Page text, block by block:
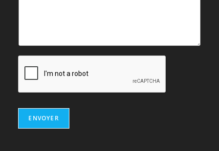
ENVOYER